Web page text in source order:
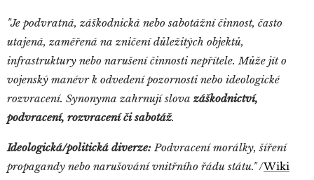
"Je podvratná, záškodnická nebo sabotážní činnost, často
utajená, zaměřená na zničení důležitých objektů,
infrastruktury nebo narušení činnosti nepřítele. Může jít o
vojenský manévr k odvedení pozornosti nebo ideologické
rozvracení. Synonyma zahrnují slova záškodnictví,
podvracení, rozvracení či sabotáž.
Ideologická/politická diverze:Podvracení morálky, šíření
propagandy nebo narušování vnitřního řádu státu."/Wiki